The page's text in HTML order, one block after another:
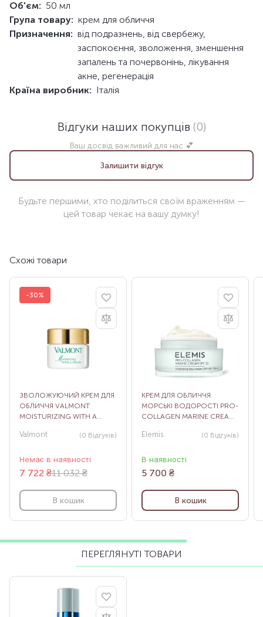
Об'єм: 50 мл
Група товару: крем для обличчя
Призначення: від подразнень, від свербежу,
заспокоєння, зволоження, зменшення
запалень та почервонінь, лікування
акне, регенерація
Країна виробник: Італія
Відгуки наших покупців (0)
Ваш досвід важливий для нас 💕
Залишити відгук
Будьте першими, хто поділиться своїм враженням —
цей товар чекає на вашу думку!
Схожі товари
-30%
ЗВОЛОЖУЮЧИЙ КРЕМ ДЛЯ
ОБЛИЧЧЯ VALMONT
MOISTURIZING WITH A
Valmont (0 Відгуків)
Немає в наявності
11 032 ₴
7 722 ₴
В кошик
КРЕМ ДЛЯ ОБЛИЧЧЯ
МОРСЬКІ ВОДОРОСТІ PRO-
COLLAGEN MARINE CREAM
Elemis (0 Відгуків)
В наявності
5 700 ₴
В кошик
ПЕРЕГЛЯНУТІ ТОВАРИ